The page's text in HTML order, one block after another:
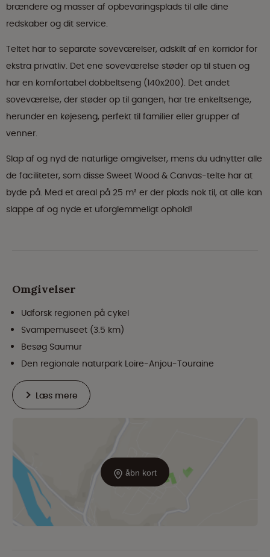
brændere og masser af opbevaringsplads til alle dine
redskaber og dit service.
Teltet har to separate soveværelser, adskilt af en korridor for
ekstra privatliv. Det ene soveværelse støder op til stuen og
har en komfortabel dobbeltseng (140x200). Det andet
soveværelse, der støder op til gangen, har tre enkeltsenge,
herunder en køjeseng, perfekt til familier eller grupper af
venner.
Slap af og nyd de naturlige omgivelser, mens du udnytter alle
de faciliteter, som disse Sweet Wood & Canvas-telte har at
byde på. Med et areal på 25 m² er der plads nok til, at alle kan
slappe af og nyde et uforglemmeligt ophold!
åbn kort
Omgivelser
Udforsk regionen på cykel
Svampemuseet (3.5 km)
Besøg Saumur
Den regionale naturpark Loire-Anjou-Touraine
Læs mere